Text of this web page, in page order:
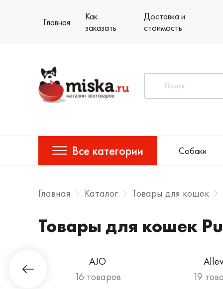
Главная
Как
заказать
Доставка и
стоимость
Все категории Собаки
Главная Каталог Товары для кошек
Товары для кошек
AJO
16 товаров
19